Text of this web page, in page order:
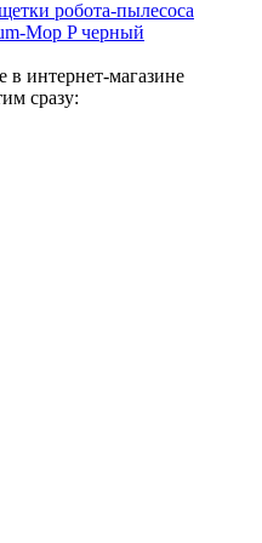
в интернет-магазине
сразу: